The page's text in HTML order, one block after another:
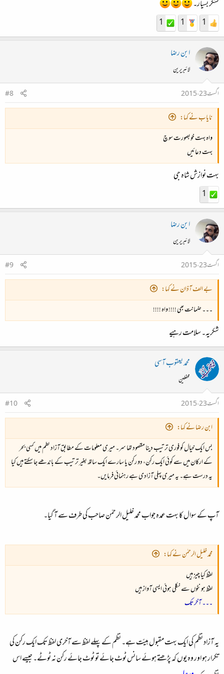
احساس کی موت ہے
تشکر بسیار۔
1
1
1
ابن رضا
لائبریرین
اگست 23، 2015
#8
نایاب نے کہا:
واہ بہت خوبصورت سوچ
بہت دعائیں
بہت نوازش شاہ جی
1
ابن رضا
لائبریرین
اگست 23، 2015
#9
بے الف آذان نے کہا:
۔۔۔ ضمانت بھی !!!! واہ !!!!
شکریہ۔ سلامت رہیے
محمد یعقوب آسی
محفلین
اگست 23، 2015
#10
ابن رضا نے کہا:
بس ایک خیال کو فوری ترتیب دینا مقصود تھا سر۔ میری معلومات کے مطابق آزاد نظم میں کسی بحر
کے ارکان میں سے کوئی ایک رکن، دو رکن یا سارے ایک ساتھ بغیر ترتیب کے باندھے جا سکتے ہیں کیا
یہ درست ہےِ۔ یہ میری پہلی آزادی ہے رہنمائی فرمایں۔
آپ کے سوال کا بہت عمدہ جواب محمد خلیل الرحمٰن صاحب کی طرف سے آ گیا۔
محمد خلیل الرحمٰن نے کہا:
لفظ کیا چیز ہیں
لفظ ہونٹوں سے نکلی ہوئی ایسی آواز ہیں
۔۔۔ آخر تک
یہ آزاد نظم کی ایک بہت مقبول ہیئت ہے۔ نظم کے پہلے لفظ سے آخری لفظ تک ایک رکن کی
تکرار ہو اور وہ یوں کہ پڑھتے ہوئے سانس ٹوٹ جائے تو ٹوٹ جائے رکن نہ ٹوٹے۔ جیسے اس